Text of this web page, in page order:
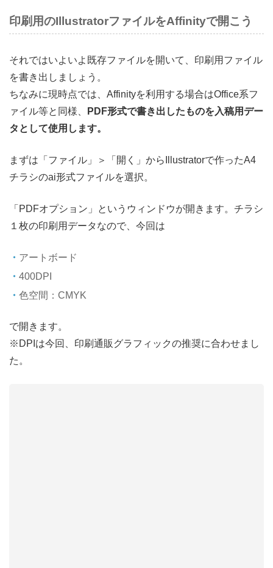
印刷用のIllustratorファイルをAffinityで開こう
それではいよいよ既存ファイルを開いて、印刷用ファイル
を書き出しましょう。
ちなみに現時点では、Affinityを利用する場合はOffice系フ
ァイル等と同様、
PDF形式で書き出したものを入稿用デー
タとして使用します。
まずは「ファイル」＞「開く」からIllustratorで作ったA4
チラシのai形式ファイルを選択。
「PDFオプション」というウィンドウが開きます。チラシ
１枚の印刷用データなので、今回は
アートボード
400DPI
色空間：CMYK
で開きます。
※DPIは今回、印刷通販グラフィックの推奨に合わせまし
た。